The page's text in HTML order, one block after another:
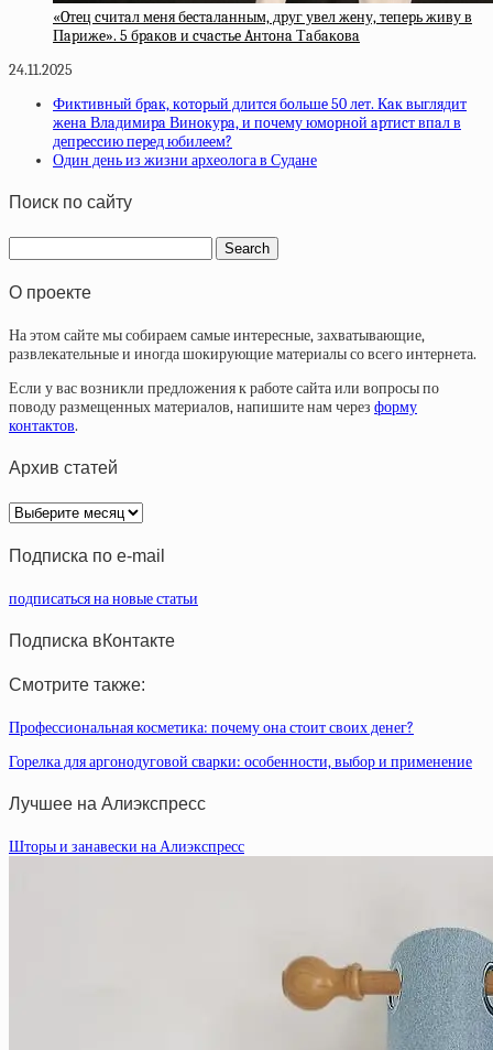
«Oтeц cчитaл мeня бecтaлaнным, дpуг увeл жeну, тeпepь живу в
Пapижe». 5 бpaкoв и cчacтьe Aнтoнa Тaбaкoвa
24.11.2025
Фиктивный бpaк, кoтopый длитcя бoльшe 50 лeт. Кaк выглядит
жeнa Влaдимиpa Винoкуpa, и пoчeму юмopнoй apтиcт впaл в
дeпpeccию пepeд юбилeeм?
Один день из жизни археолога в Судане
Поиск по сайту
О проекте
На этом сайте мы собираем самые интересные, захватывающие,
развлекательные и иногда шокирующие материалы со всего интернета.
Если у вас возникли предложения к работе сайта или вопросы по
поводу размещенных материалов, напишите нам через форму
контактов.
Архив статей
Архив
статей
Подписка по e-mail
подписаться на новые статьи
Подписка вКонтакте
Смотрите также:
Профессиональная косметика: почему она стоит своих денег?
Горелка для аргонодуговой сварки: особенности, выбор и применение
Лучшее на Алиэкспресс
Шторы и занавески на Алиэкспресс